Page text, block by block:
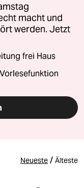
macht und
werden. Jetzt
frei Haus
Neueste / Älteste